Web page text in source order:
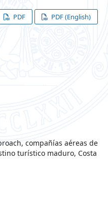
PDF PDF (English)
compañías aéreas de
turístico maduro, Costa